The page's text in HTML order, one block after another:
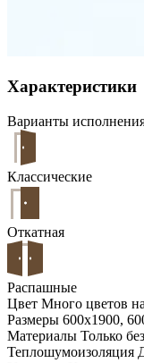
Характеристики
Варианты
Классические
Откатная
Распашные
Цвет Много цветов
Размеры 600x1900,
Материалы Только
Теплошумоизоляция